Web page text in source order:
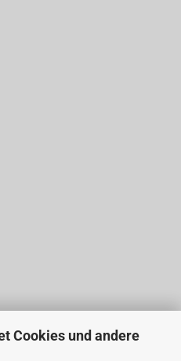
Cookies und andere